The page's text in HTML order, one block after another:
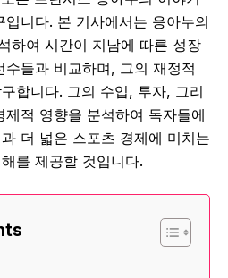
니다. 본 기사에서는 응아누의
하여 시간이 지남에 따른 성장
들과 비교하며, 그의 재정적
합니다. 그의 수입, 투자, 그리
적 영향을 분석하여 독자들에
더 넓은 스포츠 경제에 미치는
를 제공할 것입니다.